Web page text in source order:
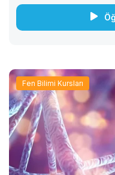
Fen Bilimi Kursları